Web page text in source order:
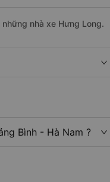
nhà xe Hưng Long.
Bình - Hà Nam ?